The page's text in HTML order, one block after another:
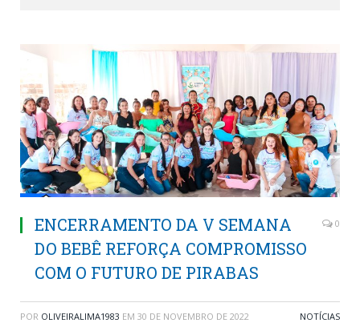
ENCERRAMENTO DA V SEMANA
DO BEBÊ REFORÇA COMPROMISSO
COM O FUTURO DE PIRABAS
0
POR OLIVEIRALIMA1983 EM 30 DE NOVEMBRO DE 2022 NOTÍCIAS